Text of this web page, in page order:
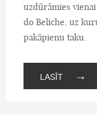
uzdūrāmies
do Beliche, uz
pakāpienu taku.
LASĪT →